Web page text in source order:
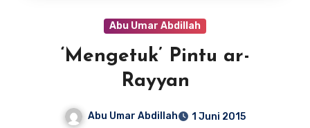
Abu Umar Abdillah
‘Mengetuk’ Pintu ar-
Rayyan
Abu Umar Abdillah 1 Juni 2015